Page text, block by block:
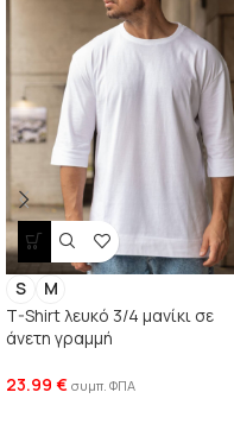
S
M
T-Shirt λευκό 3/4 μανίκι σε
άνετη γραμμή
23.99 € συμπ. ΦΠΑ